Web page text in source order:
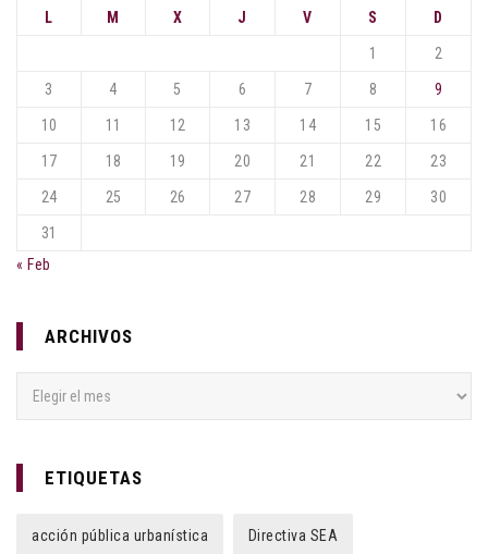
L M X J V S D
1 2
3 4 5 6 7 8 9
10 11 12 13 14 15 16
17 18 19 20 21 22 23
24 25 26 27 28 29 30
31
« Feb
ARCHIVOS
ETIQUETAS
acción pública urbanística Directiva SEA